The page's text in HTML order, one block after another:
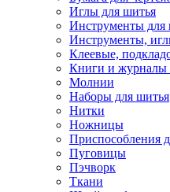
Иглы для шитья
Инструменты для
Инструменты,
Клеевые,
Книги и
Молнии
Наборы для шитья
Нитки
Ножницы
Приспособления
Пуговицы
Пэчворк
Ткани